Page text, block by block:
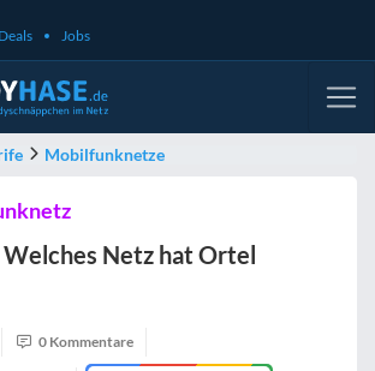
Jobs
Mobilfunknetze
Netz hat Ortel
0 Kommentare